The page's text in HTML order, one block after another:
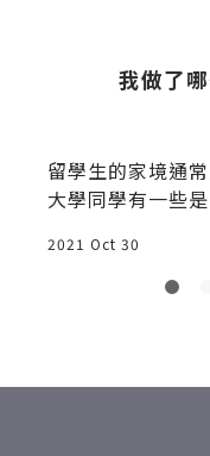
我做了
留學生的家境通
大學同學有一些
2021 Oct 30